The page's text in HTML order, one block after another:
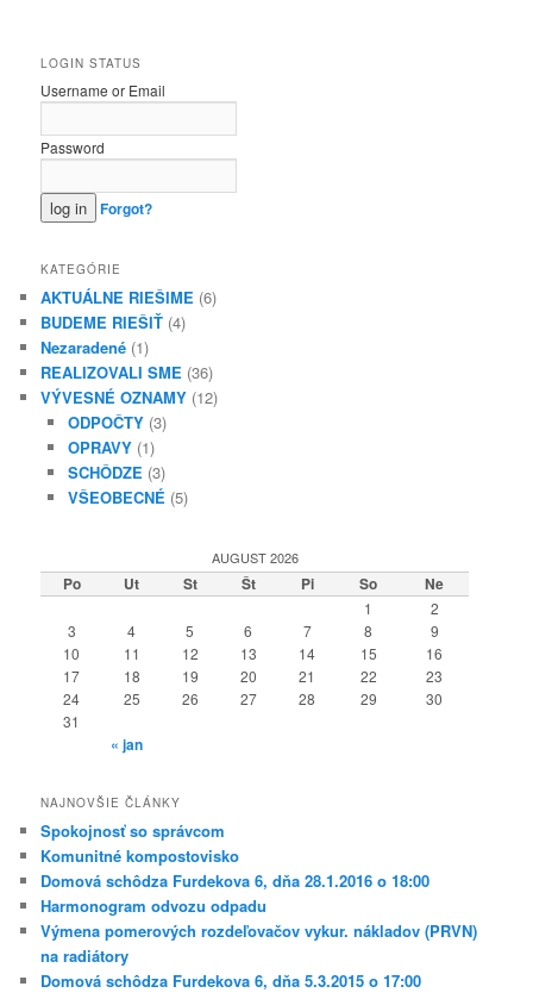
LOGIN STATUS
Username or Email
Password
Forgot?
KATEGÓRIE
AKTUÁLNE RIEŠIME (6)
BUDEME RIEŠIŤ (4)
Nezaradené (1)
REALIZOVALI SME (36)
VÝVESNÉ OZNAMY (12)
ODPOČTY(3)
OPRAVY(1)
SCHÔDZE(3)
VŠEOBECNÉ(5)
AUGUST 2026
Po Ut St Št Pi So Ne
1
2
3
4 5 6 7 8
9
10
11 12 13 14 15
16
17
18 19 20 21 22
23
24
25 26 27 28 29
30
31
« jan
NAJNOVŠIE ČLÁNKY
Spokojnosť so správcom
Komunitné kompostovisko
Domová schôdza Furdekova 6, dňa 28.1.2016 o 18:00
Harmonogram odvozu odpadu
Výmena pomerových rozdeľovačov vykur. nákladov (PRVN)
na radiátory
Domová schôdza Furdekova 6, dňa 5.3.2015 o 17:00